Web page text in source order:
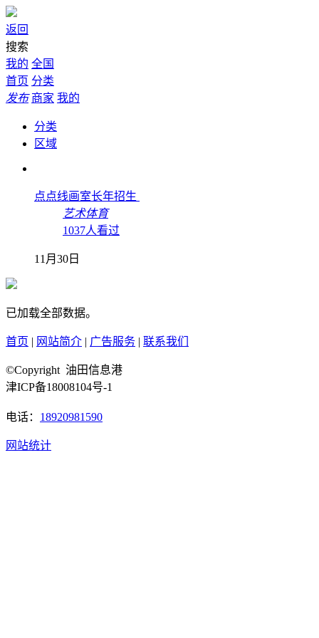
返回
搜索
我的 全国
首页 分类
发布 商家 我的
分类
区域
点点线画室长年招生
艺术体育
1037人看过
11月30日
已加载全部数据。
首页 | 网站简介 | 广告服务 | 联系我们
©Copyright 油田信息港
津ICP备18008104号-1
电话： 18920981590
网站统计